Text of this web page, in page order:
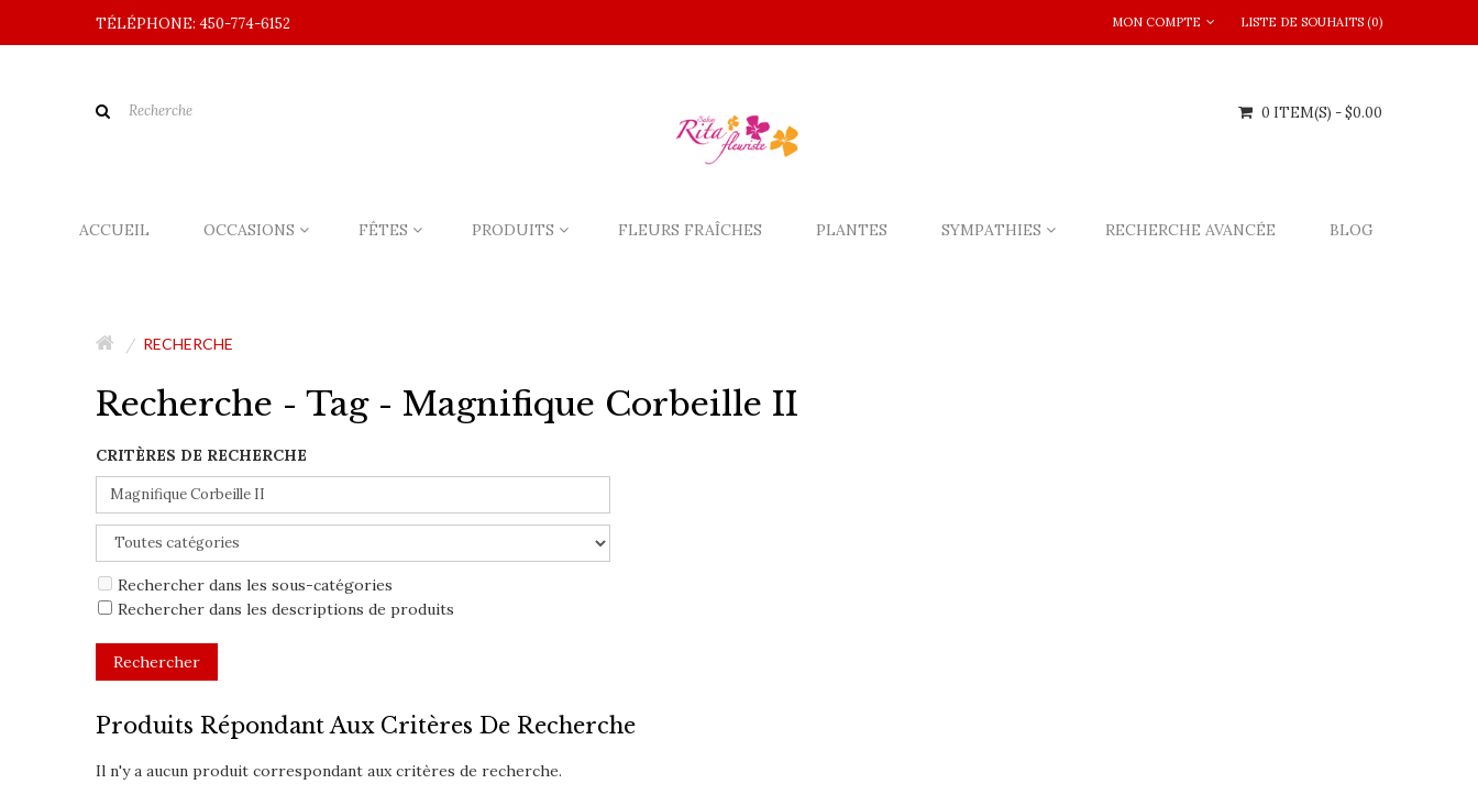
TÉLÉPHONE: 450-774-6152 MON COMPTE LISTE DE SOUHAITS (0)
0 ITEM(S) - $0.00
ACCUEIL OCCASIONS FÊTES PRODUITS FLEURS FRAÎCHES PLANTES SYMPATHIES RECHERCHE AVANCÉE BLOG
RECHERCHE
Recherche - Tag - Magnifique Corbeille II
CRITÈRES DE RECHERCHE
Rechercher dans les sous-catégories
Rechercher dans les descriptions de produits
Produits Répondant Aux Critères De Recherche
Il n'y a aucun produit correspondant aux critères de recherche.